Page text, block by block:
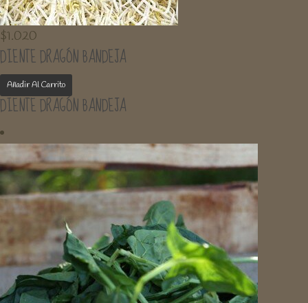
$1.020
DIENTE DRAGÓN BANDEJA
Añadir Al Carrito
DIENTE DRAGÓN BANDEJA